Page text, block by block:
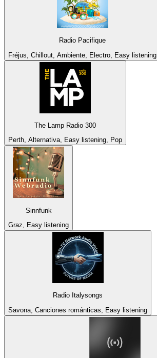
Radio Pacifique
Fréjus, Chillout, Ambiente, Electro, Easy listening
The Lamp Radio 300
Perth, Alternativa, Easy listening, Pop
Sinnfunk
Graz, Easy listening
Radio Italysongs
Savona, Canciones románticas, Easy listening